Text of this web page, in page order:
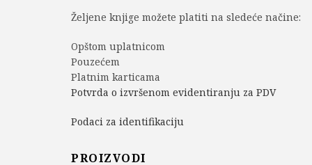
Željene knjige možete platiti na sledeće načine:
Opštom uplatnicom
Pouzećem
Platnim karticama
Potvrda o izvršenom evidentiranju za PDV
Podaci za identifikaciju
PROIZVODI